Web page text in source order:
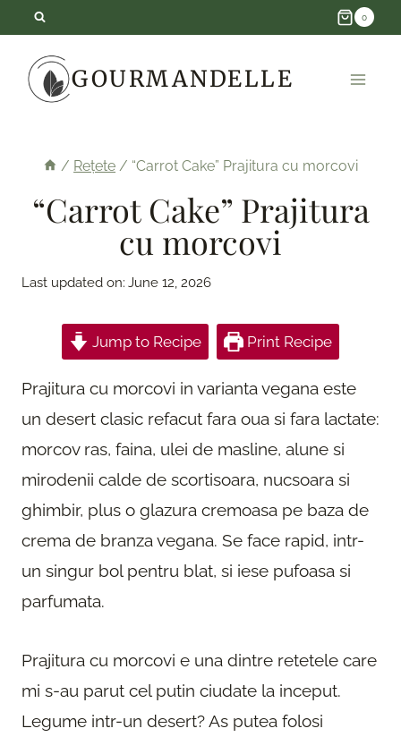
content
0
GOURMANDELLE
/ Rețete / “Carrot Cake” Prajitura cu morcovi
“Carrot Cake” Prajitura
cu morcovi
Last updated on: June 12, 2026
Jump to Recipe Print Recipe
Prajitura cu morcovi in varianta vegana este
un desert clasic refacut fara oua si fara lactate:
morcov ras, faina, ulei de masline, alune si
mirodenii calde de scortisoara, nucsoara si
ghimbir, plus o glazura cremoasa pe baza de
crema de branza vegana. Se face rapid, intr-
un singur bol pentru blat, si iese pufoasa si
parfumata.
Prajitura cu morcovi e una dintre retetele care
mi s-au parut cel putin ciudate la inceput.
Legume intr-un desert? As putea folosi